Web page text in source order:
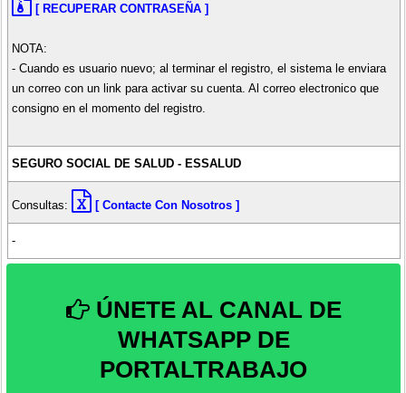
[ RECUPERAR CONTRASEÑA ]
NOTA:
- Cuando es usuario nuevo; al terminar el registro, el sistema le enviara
un correo con un link para activar su cuenta. Al correo electronico que
consigno en el momento del registro.
SEGURO SOCIAL DE SALUD - ESSALUD
Consultas: [ Contacte Con Nosotros ]
-
ÚNETE AL CANAL DE
WHATSAPP DE
PORTALTRABAJO